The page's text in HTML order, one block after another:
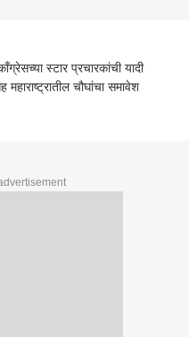
स्टार प्रचारकांची यादी
चौघांचा समावेश